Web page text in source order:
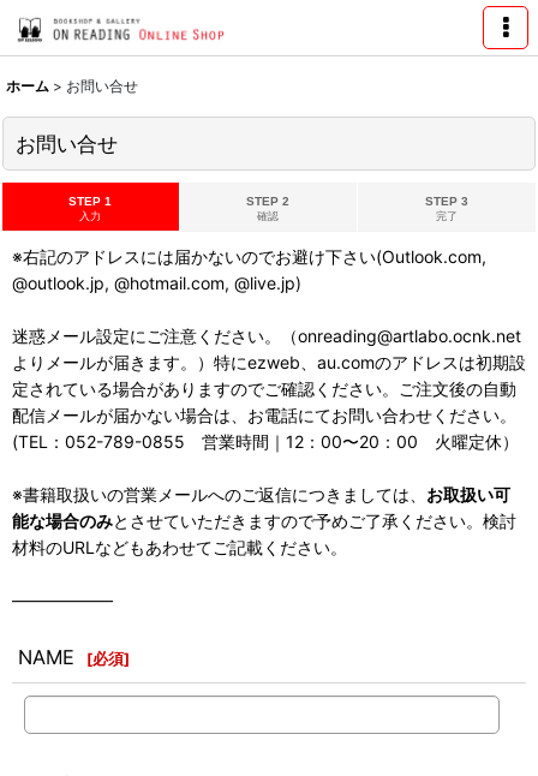
ホーム > お問い合せ
お問い合せ
STEP 1
入力
STEP 2
確認
STEP 3
完了
※右記のアドレスには届かないのでお避け下さい(Outlook.com,
@outlook.jp, @hotmail.com, @live.jp)
迷惑メール設定にご注意ください。（onreading@artlabo.ocnk.net
よりメールが届きます。）特にezweb、au.comのアドレスは初期設
定されている場合がありますのでご確認ください。ご注文後の自動
配信メールが届かない場合は、お電話にてお問い合わせください。
(TEL：052-789-0855 営業時間｜12：00〜20：00 火曜定休）
※書籍取扱いの営業メールへのご返信につきましては、 お取扱い可
能な場合のみとさせていただきますので予めご了承ください。検討
材料のURLなどもあわせてご記載ください。
――――――
NAME [必須]